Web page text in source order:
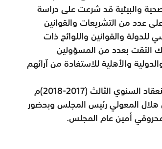
والبيئية قد شرعت على دراسة
عدد من التشريعات والقوانين
للدولة والقوانين واللوائح ذات
التقت بعدد من المسؤولين
والأهلية للاستفادة من آرائهم
جاء ذلك خلال جلسة المجلس الاعتيادية الخامسة عشرة لدور الانعقاد السنوي الثالث (2017-2018)م
الشيخ خالد بن هلال المعولي رئيس المجلس وبحضور
أمين عام المجلس.